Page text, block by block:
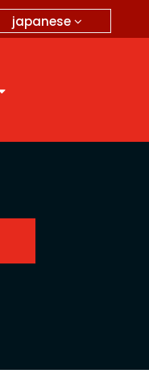
japanese